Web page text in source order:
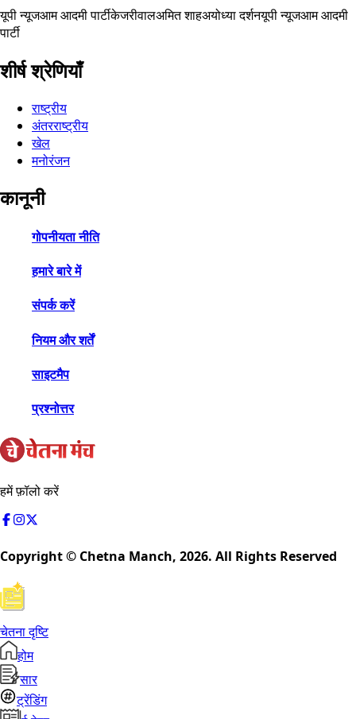
यूपी न्यूजआम आदमी पार्टीकेजरीवालअमित शाहअयोध्या दर्शनयूपी न्यूजआम आदमी
पार्टी
शीर्ष श्रेणियाँ
राष्ट्रीय
अंतरराष्ट्रीय
खेल
मनोरंजन
कानूनी
गोपनीयता नीति
हमारे बारे में
संपर्क करें
नियम और शर्तें
साइटमैप
प्रश्नोत्तर
हमें फ़ॉलो करें
Copyright © Chetna Manch, 2026. All Rights Reserved
चेतना दृष्टि
होम
सार
ट्रेंडिंग